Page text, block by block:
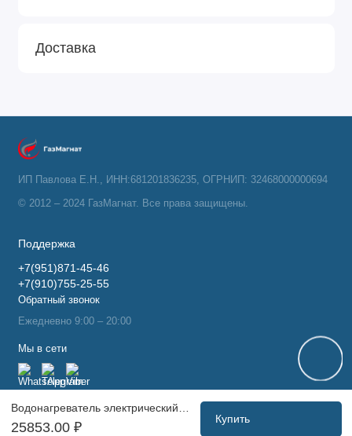
25853.00 ₽
Купить
Доставка
ИП Павлова Е.Н., ИНН:681201836235, ОГРНИП: 32468000000694
© 2012 – 2024 ГазМагнат. Все права защищены.
Поддержка
+7(951)871-45-46
+7(910)755-25-55
Обратный звонок
Ежедневно 9:00 – 20:00
Мы в сети